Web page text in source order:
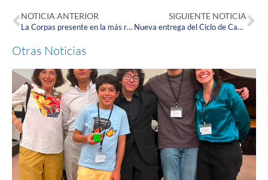
NOTICIA ANTERIOR
La Corpas presente en la más reciente edición del especial 110 Años de la Editorial EL TIEMPO.
SIGUIENTE NOTICIA
Nueva entrega del Ciclo de Capacitaciones de LABFARVE y el Centro de Educación Permanente y Continuada de la Corpas.
Otras Noticias